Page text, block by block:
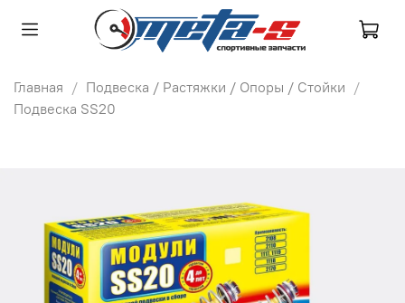
Главная
Подвеска / Растяжки / Опоры / Стойки
Подвеска SS20